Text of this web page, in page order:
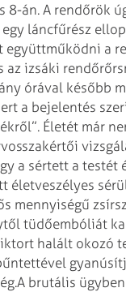
8-án. A rendőrök
láncfűrész
együttműködni a
az izsáki
órával később
a bejelentés
Életét már
a sértett a testét
életveszélyes
mennyiségű
tüdőembóliát
halált okozó
A brutális